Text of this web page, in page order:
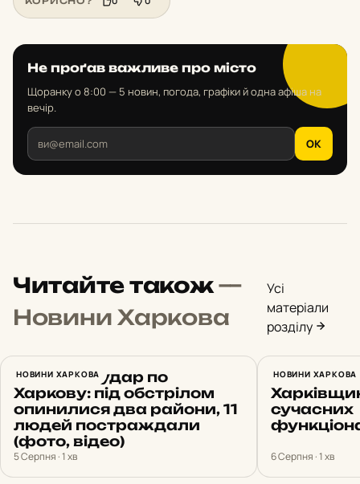
Не проґав важливе про місто
Щоранку о 8:00 — 5 новин, погода, графіки й одна афіша на
вечір.
OK
Читайте також—
Новини Харкова
Усі
матеріали
розділу
НОВИНИ ХАРКОВА
Ракетний удар по
Харкову: під обстрілом
опинилися два райони, 11
людей постраждали
(фото, відео)
5 Серпня · 1 хв
НОВИНИ ХАРКОВА
Ще три
сучасних
6 Серпня · 1 хв